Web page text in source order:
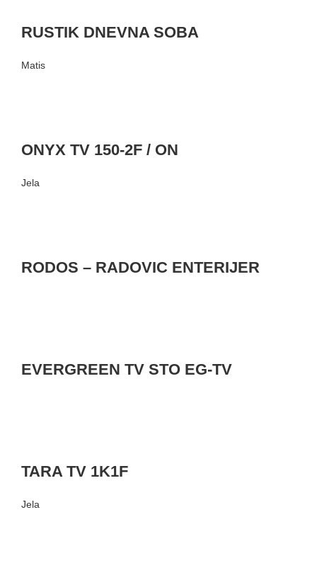
RUSTIK DNEVNA SOBA
Matis
ONYX TV 150-2F / ON
Jela
RODOS – RADOVIC ENTERIJER
EVERGREEN TV STO EG-TV
TARA TV 1K1F
Jela